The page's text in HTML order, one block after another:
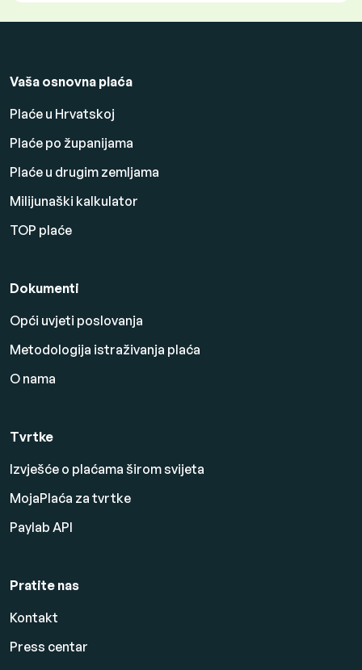
Vaša osnovna plaća
Plaće u Hrvatskoj
Plaće po županijama
Plaće u drugim zemljama
Milijunaški kalkulator
TOP plaće
Dokumenti
Opći uvjeti poslovanja
Metodologija istraživanja plaća
O nama
Tvrtke
Izvješće o plaćama širom svijeta
MojaPlaća za tvrtke
Paylab API
Pratite nas
Kontakt
Press centar